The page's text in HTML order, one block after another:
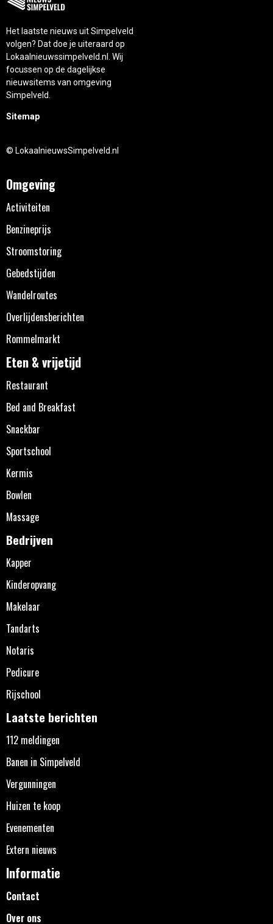
Het laatste nieuws uit Simpelveld
volgen? Dat doe je uiteraard op
Lokaalnieuwssimpelveld.nl. Wij
focussen op de dagelijkse
nieuwsitems van omgeving
Simpelveld.
Sitemap
© LokaalnieuwsSimpelveld.nl
Omgeving
Activiteiten
Benzineprijs
Stroomstoring
Gebedstijden
Wandelroutes
Overlijdensberichten
Rommelmarkt
Eten & vrijetijd
Restaurant
Bed and Breakfast
Snackbar
Sportschool
Kermis
Bowlen
Massage
Bedrijven
Kapper
Kinderopvang
Makelaar
Tandarts
Notaris
Pedicure
Rijschool
Laatste berichten
112 meldingen
Banen in Simpelveld
Vergunningen
Huizen te koop
Evenementen
Extern nieuws
Informatie
Contact
Over ons